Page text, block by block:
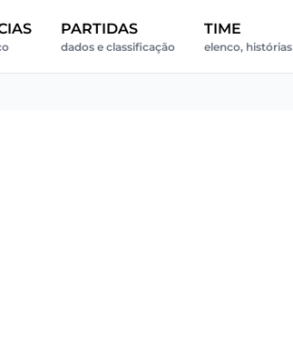
PARTIDAS
dados e classificação
TIME
elenco, histórias